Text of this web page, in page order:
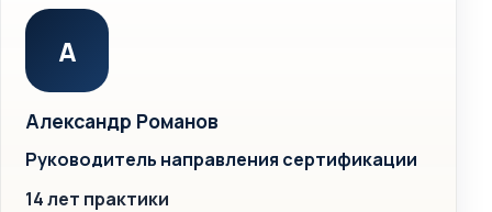
А
Александр Романов
Руководитель направления сертификации
14 лет практики